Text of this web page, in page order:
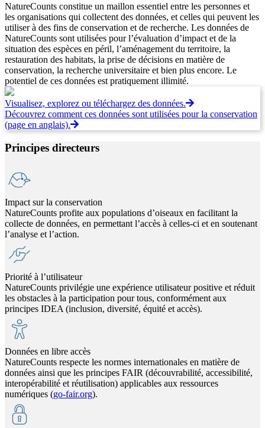
NatureCounts constitue un maillon essentiel entre les personnes et
les organisations qui collectent des données, et celles qui peuvent les
utiliser à des fins de conservation et de recherche. Les données de
NatureCounts sont utilisées pour l’évaluation d’impact et de la
situation des espèces en péril, l’aménagement du territoire, la
restauration des habitats, la prise de décisions en matière de
conservation, la recherche universitaire et bien plus encore. Le
potentiel de ces données est pratiquement illimité.
Visualisez, explorez ou téléchargez des données.
Découvrez comment ces données sont utilisées pour la conservation
(page en anglais).
Principes directeurs
Impact sur la conservation
NatureCounts profite aux populations d’oiseaux en facilitant la
collecte de données, en permettant l’accès à celles-ci et en soutenant
l’analyse et l’action.
Priorité à l’utilisateur
NatureCounts privilégie une expérience utilisateur positive et réduit
les obstacles à la participation pour tous, conformément aux
principes IDEA (inclusion, diversité, équité et accès).
Données en libre accès
NatureCounts respecte les normes internationales en matière de
données ainsi que les principes FAIR (découvrabilité, accessibilité,
interopérabilité et réutilisation) applicables aux ressources
numériques (go-fair.org).